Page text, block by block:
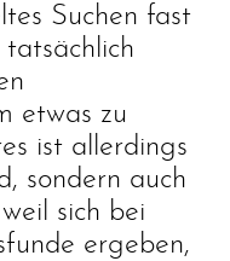
Suchen fast
etwas zu
ist allerdings
sondern auch
sich bei
ergeben,